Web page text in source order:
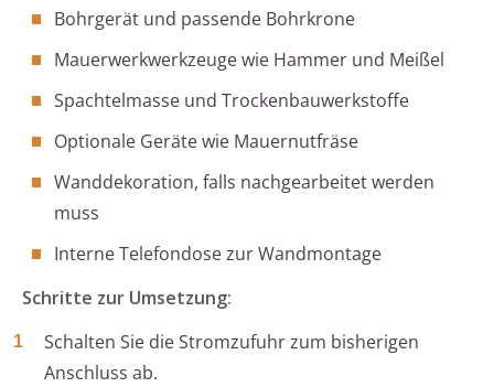
Bohrgerät und passende Bohrkrone
Mauerwerkwerkzeuge wie Hammer und Meißel
Spachtelmasse und Trockenbauwerkstoffe
Optionale Geräte wie Mauernutfräse
Wanddekoration, falls nachgearbeitet werden
muss
Interne Telefondose zur Wandmontage
Schritte zur Umsetzung:
Schalten Sie die Stromzufuhr zum bisherigen
Anschluss ab.